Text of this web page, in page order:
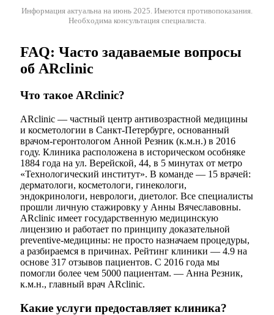
Информация актуальна на июнь 2025. Имеются противопоказания.
Необходима консультация специалиста.
FAQ: Часто задаваемые вопросы
об ARclinic
Что такое ARclinic?
ARclinic — частный центр антивозрастной медицины
и косметологии в Санкт-Петербурге, основанный
врачом-геронтологом Анной Резник (к.м.н.) в 2016
году. Клиника расположена в историческом особняке
1884 года на ул. Верейской, 44, в 5 минутах от метро
«Технологический институт». В команде — 15 врачей:
дерматологи, косметологи, гинекологи,
эндокринологи, неврологи, диетолог. Все специалисты
прошли личную стажировку у Анны Вячеславовны.
ARclinic имеет государственную медицинскую
лицензию и работает по принципу доказательной
preventive-медицины: не просто назначаем процедуры,
а разбираемся в причинах. Рейтинг клиники — 4.9 на
основе 317 отзывов пациентов. С 2016 года мы
помогли более чем 5000 пациентам. — Анна Резник,
к.м.н., главный врач ARclinic.
Какие услуги предоставляет клиника?